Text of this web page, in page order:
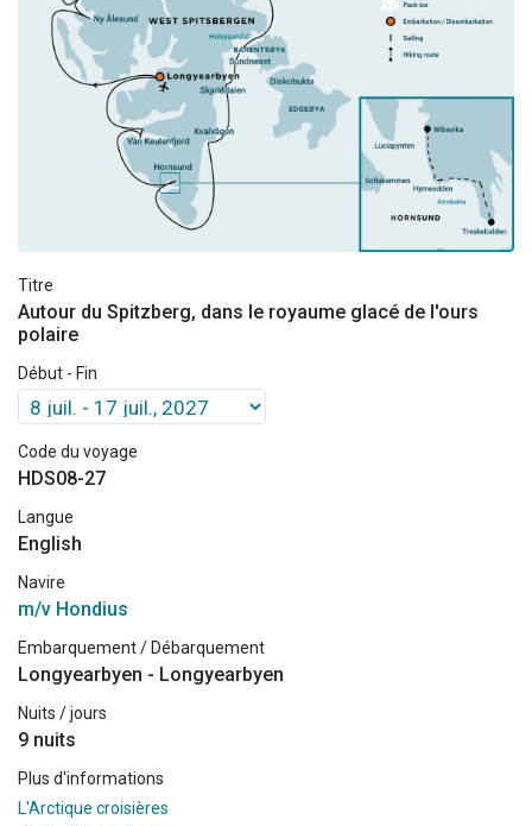
Titre
Autour du Spitzberg, dans le royaume glacé de l'ours
polaire
Début - Fin
Code du voyage
HDS08-27
Langue
English
Navire
m/v Hondius
Embarquement / Débarquement
Longyearbyen - Longyearbyen
Nuits / jours
9 nuits
Plus d'informations
L'Arctique croisières